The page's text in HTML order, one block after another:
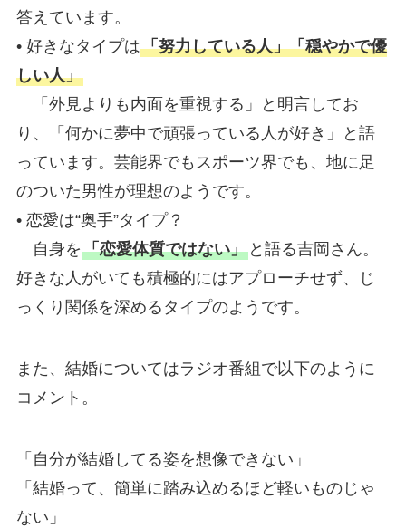
答えています。
• 好きなタイプは「努力している人」「穏やかで優
しい人」
「外見よりも内面を重視する」と明言してお
り、「何かに夢中で頑張っている人が好き」と語
っています。芸能界でもスポーツ界でも、地に足
のついた男性が理想のようです。
• 恋愛は“奥手”タイプ？
自身を「恋愛体質ではない」と語る吉岡さん。
好きな人がいても積極的にはアプローチせず、じ
っくり関係を深めるタイプのようです。
また、結婚についてはラジオ番組で以下のように
コメント。
「自分が結婚してる姿を想像できない」
「結婚って、簡単に踏み込めるほど軽いものじゃ
ない」